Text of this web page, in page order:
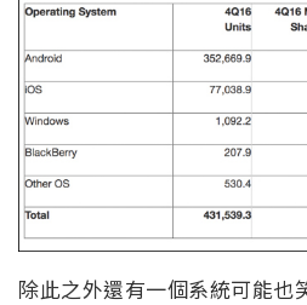
除此之外還有一個系統可能也